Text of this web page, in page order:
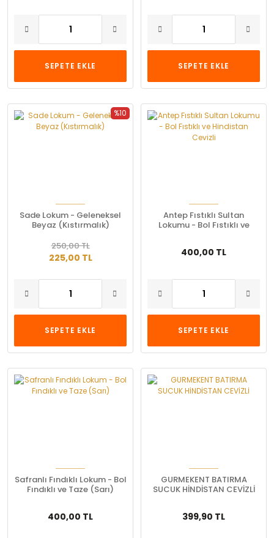
SEPETE EKLE SEPETE EKLE
%10
Sade Lokum - Geleneksel
Beyaz (Kıstırmalık)
225,00 TL
250,00 TL
SEPETE EKLE
Antep Fıstıklı Sultan
Lokumu - Bol Fıstıklı ve
400,00 TL
SEPETE EKLE
Safranlı Fındıklı Lokum - Bol
Fındıklı ve Taze (Sarı)
400,00 TL
GURMEKENT BATIRMA
SUCUK HİNDİSTAN CEVİZLİ
399,90 TL